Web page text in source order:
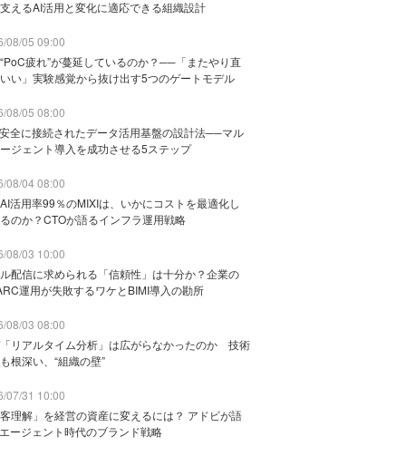
えるAI活用と変化に適応できる組織設計
08/05 09:00
疲れ”が蔓延しているのか？──「またやり直
い」実験感覚から抜け出す5つのゲートモデル
08/05 08:00
全に接続されたデータ活用基盤の設計法──マル
ジェント導入を成功させる5ステップ
08/04 08:00
活用率99％のMIXIは、いかにコストを最適化し
のか？CTOが語るインフラ運用戦略
08/03 10:00
配信に求められる「信頼性」は十分か？企業の
運用が失敗するワケとBIMI導入の勘所
08/03 08:00
リアルタイム分析」は広がらなかったのか 技術
根深い、“組織の壁”
07/31 10:00
理解」を経営の資産に変えるには？ アドビが語
ージェント時代のブランド戦略